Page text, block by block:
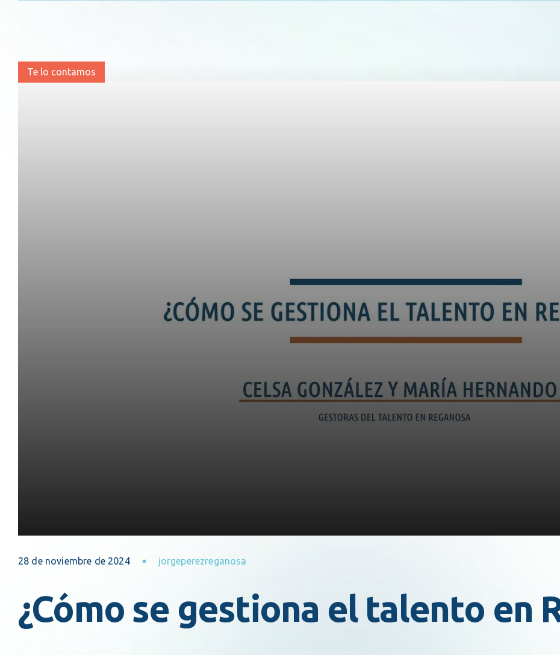
Te lo contamos
28 de noviembre de 2024 jorgeperezreganosa
¿Cómo se gestiona el talento en